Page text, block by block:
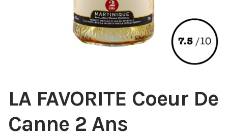
LA FAVORITE Coeur De
Canne 2 Ans